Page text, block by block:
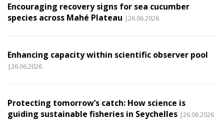
Encouraging recovery signs for sea cucumber
species across Mahé Plateau |26.06.2026
Enhancing capacity within scientific observer pool
|26.06.2026
Protecting tomorrow’s catch: How science is
guiding sustainable fisheries in Seychelles |26.06.2026